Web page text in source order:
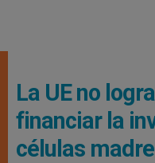
La UE no
financiar la
células madre